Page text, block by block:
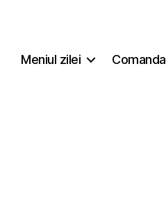
Meniul zilei